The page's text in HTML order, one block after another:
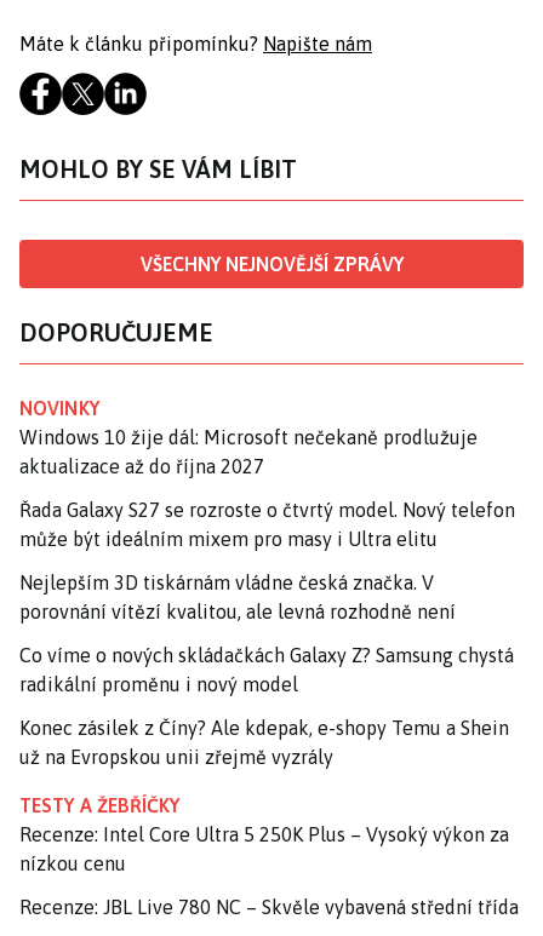
Máte k článku připomínku? Napište nám
MOHLO BY SE VÁM LÍBIT
VŠECHNY NEJNOVĚJŠÍ ZPRÁVY
DOPORUČUJEME
NOVINKY
Windows 10 žije dál: Microsoft nečekaně prodlužuje
aktualizace až do října 2027
Řada Galaxy S27 se rozroste o čtvrtý model. Nový telefon
může být ideálním mixem pro masy i Ultra elitu
Nejlepším 3D tiskárnám vládne česká značka. V
porovnání vítězí kvalitou, ale levná rozhodně není
Co víme o nových skládačkách Galaxy Z? Samsung chystá
radikální proměnu i nový model
Konec zásilek z Číny? Ale kdepak, e-shopy Temu a Shein
už na Evropskou unii zřejmě vyzrály
TESTY A ŽEBŘÍČKY
Recenze: Intel Core Ultra 5 250K Plus – Vysoký výkon za
nízkou cenu
Recenze: JBL Live 780 NC – Skvěle vybavená střední třída